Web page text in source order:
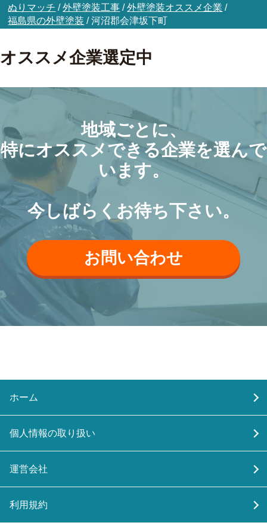
ぬりマッチ /外壁塗装工事 /外壁塗装オススメ企業 /
福島県の外壁塗装 /河沼郡会津坂下町
オススメ企業選定中
地域ごとに、
特にオススメできる企業を選んで
います。
今しばらくお待ち下さい。
お問い合わせ
ホーム
個人情報の取り扱い
運営会社
利用規約